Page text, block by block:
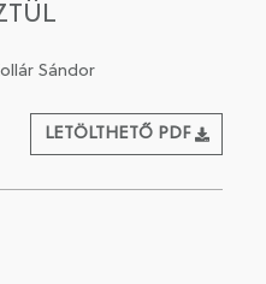
Sándor
LETÖLTHETŐ PDF